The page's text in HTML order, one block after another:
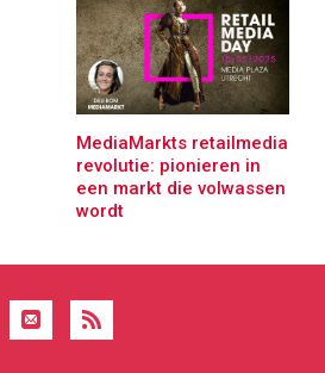
MediaMarkts retailmedia
revolutie: pionieren in
een markt die volwassen
wordt